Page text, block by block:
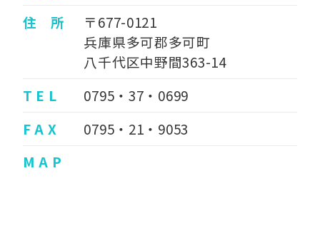
住 所
〒677-0121
兵庫県多可郡多可町
八千代区中野間363-14
T E L
0795・37・0699
F A X
0795・21・9053
M A P